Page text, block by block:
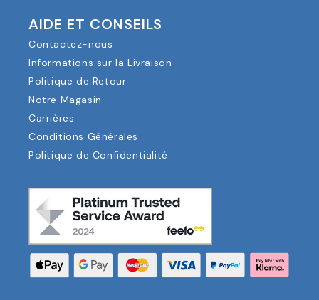
AIDE ET CONSEILS
Contactez-nous
Informations sur la Livraison
Politique de Retour
Notre Magasin
Carrières
Conditions Générales
Politique de Confidentialité